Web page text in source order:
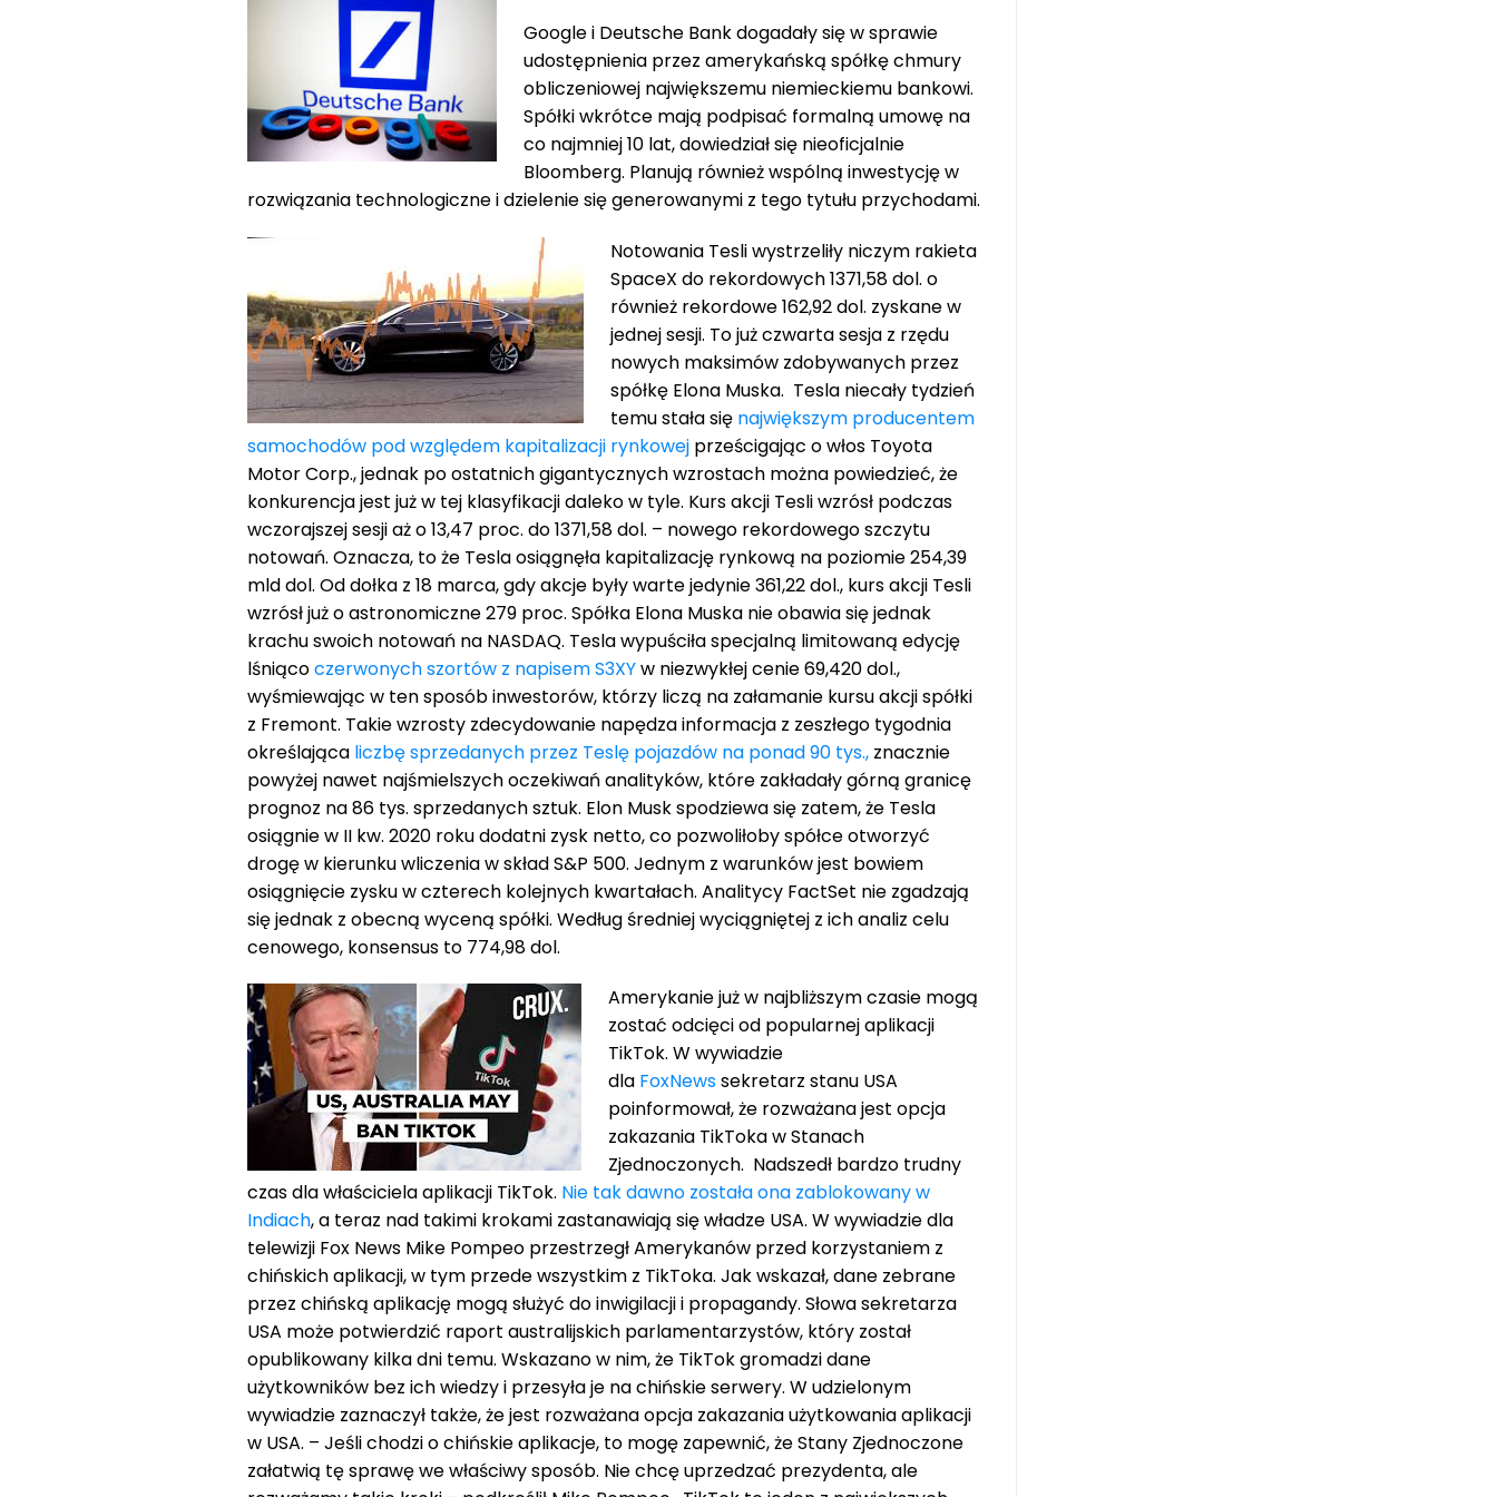
Google i Deutsche Bank dogadały się w sprawie
udostępnienia przez amerykańską spółkę chmury
obliczeniowej największemu niemieckiemu bankowi.
Spółki wkrótce mają podpisać formalną umowę na
co najmniej 10 lat, dowiedział się nieoficjalnie
Bloomberg. Planują również wspólną inwestycję w
rozwiązania technologiczne i dzielenie się generowanymi z tego tytułu przychodami.
Notowania Tesli wystrzeliły niczym rakieta
SpaceX do rekordowych 1371,58 dol. o
również rekordowe 162,92 dol. zyskane w
jednej sesji. To już czwarta sesja z rzędu
nowych maksimów zdobywanych przez
spółkę Elona Muska. Tesla niecały tydzień
temu stała się największym producentem
samochodów pod względem kapitalizacji rynkowej prześcigając o włos Toyota
Motor Corp., jednak po ostatnich gigantycznych wzrostach można powiedzieć, że
konkurencja jest już w tej klasyfikacji daleko w tyle. Kurs akcji Tesli wzrósł podczas
wczorajszej sesji aż o 13,47 proc. do 1371,58 dol. – nowego rekordowego szczytu
notowań. Oznacza, to że Tesla osiągnęła kapitalizację rynkową na poziomie 254,39
mld dol. Od dołka z 18 marca, gdy akcje były warte jedynie 361,22 dol., kurs akcji Tesli
wzrósł już o astronomiczne 279 proc. Spółka Elona Muska nie obawia się jednak
krachu swoich notowań na NASDAQ. Tesla wypuściła specjalną limitowaną edycję
lśniącoczerwonych szortów z napisem S3XYw niezwykłej cenie 69,420 dol.,
wyśmiewając w ten sposób inwestorów, którzy liczą na załamanie kursu akcji spółki
z Fremont. Takie wzrosty zdecydowanie napędza informacja z zeszłego tygodnia
określająca liczbę sprzedanych przez Teslę pojazdów na ponad 90 tys., znacznie
powyżej nawet najśmielszych oczekiwań analityków, które zakładały górną granicę
prognoz na 86 tys. sprzedanych sztuk. Elon Musk spodziewa się zatem, że Tesla
osiągnie w II kw. 2020 roku dodatni zysk netto, co pozwoliłoby spółce otworzyć
drogę w kierunku wliczenia w skład S&P 500. Jednym z warunków jest bowiem
osiągnięcie zysku w czterech kolejnych kwartałach. Analitycy FactSet nie zgadzają
się jednak z obecną wyceną spółki. Według średniej wyciągniętej z ich analiz celu
cenowego, konsensus to 774,98 dol.
Amerykanie już w najbliższym czasie mogą
zostać odcięci od popularnej aplikacji
TikTok. W wywiadzie
dla FoxNewssekretarz stanu USA
poinformował, że rozważana jest opcja
zakazania TikToka w Stanach
Zjednoczonych. Nadszedł bardzo trudny
czas dla właściciela aplikacji TikTok. Nie tak dawno została ona zablokowany w
Indiach, a teraz nad takimi krokami zastanawiają się władze USA. W wywiadzie dla
telewizji Fox News Mike Pompeo przestrzegł Amerykanów przed korzystaniem z
chińskich aplikacji, w tym przede wszystkim z TikToka. Jak wskazał, dane zebrane
przez chińską aplikację mogą służyć do inwigilacji i propagandy. Słowa sekretarza
USA może potwierdzić raport australijskich parlamentarzystów, który został
opublikowany kilka dni temu. Wskazano w nim, że TikTok gromadzi dane
użytkowników bez ich wiedzy i przesyła je na chińskie serwery. W udzielonym
wywiadzie zaznaczył także, że jest rozważana opcja zakazania użytkowania aplikacji
w USA. – Jeśli chodzi o chińskie aplikacje, to mogę zapewnić, że Stany Zjednoczone
załatwią tę sprawę we właściwy sposób. Nie chcę uprzedzać prezydenta, ale